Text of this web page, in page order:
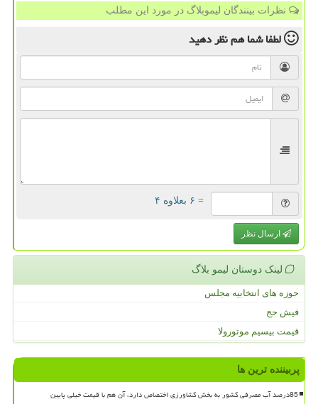
نظرات بینندگان لیموبلاگ در مورد این مطلب
لطفا شما همنظر دهید
= ۶ بعلاوه ۴
ارسال نظر
لینک دوستان لیمو بلاگ
حوزه های انتخابیه مجلس
فیش حج
قیمت بیسیم موتورولا
پربیننده ترین ها
85درصد آب مصرفی کشور به بخش کشاورزی اختصاص دارد، آن هم با قیمت خیلی پایین